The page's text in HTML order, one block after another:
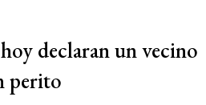
declaran un vecino
perito